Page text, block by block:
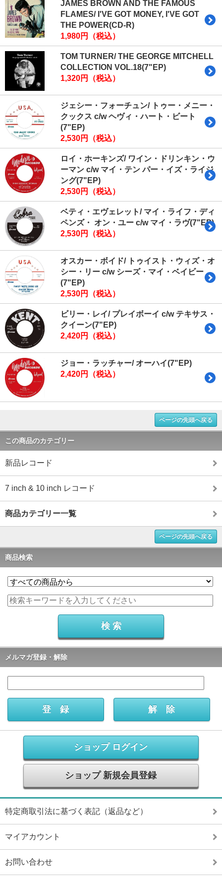
JAMES BROWN AND THE FAMOUS
FLAMES/ I'VE GOT MONEY, I'VE GOT
THE POWER(CD-R)
1,980円（税込）
TOM TURNER/ THE GEORGE MITCHELL
COLLECTION VOL.18(7"EP)
1,320円（税込）
ジェシー・フォーチュン/ トゥー・メニー・
クックス c/w ヘヴィ・ハート・ビート
(7"EP)
2,530円（税込）
ロイ・ホーキンズ/ ワイン・ドリンキン・ウ
ーマン c/w マイ・テン パー・イズ・ライジ
ング(7"EP)
2,530円（税込）
ベティ・エヴェレット/ マイ・ライフ・ディ
ペンズ・ オン・ユー c/w マイ・ラヴ(7"EP)
2,530円（税込）
オスカー・ボイド/ トゥイスト・ウィズ・オ
シー・リー c/w シーズ・マイ・ベイビー
(7"EP)
2,530円（税込）
ビリー・レイ/ プレイボーイ c/w テキサス・
クイーン(7"EP)
2,420円（税込）
ジョー・ラッチャー/ オーハイ(7"EP)
2,420円（税込）
ページの先頭へ戻る
この商品のカテゴリー
新品レコード
7 inch & 10 inch レコード
商品カテゴリー一覧
ページの先頭へ戻る
商品検索
メルマガ登録・解除
ショップ ログイン
ショップ 新規会員登録
特定商取引法に基づく表記（返品など）
マイアカウント
お問い合わせ